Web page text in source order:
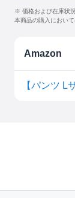
※ 価格および在庫状
本商品の購入におい
Amazon
【パンツ L